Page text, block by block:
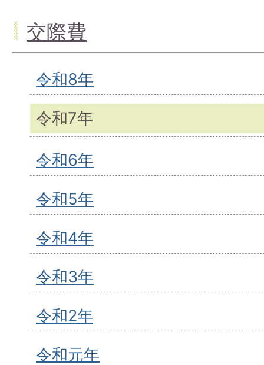
交際費
令和8年
令和7年
令和6年
令和5年
令和4年
令和3年
令和2年
令和元年